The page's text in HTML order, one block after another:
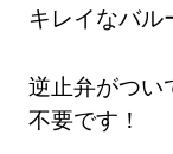
キレイなバル
逆止弁がつい
不要です！